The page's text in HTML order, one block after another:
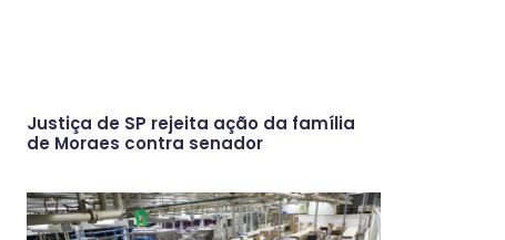
Justiça de SP rejeita ação da família
de Moraes contra senador